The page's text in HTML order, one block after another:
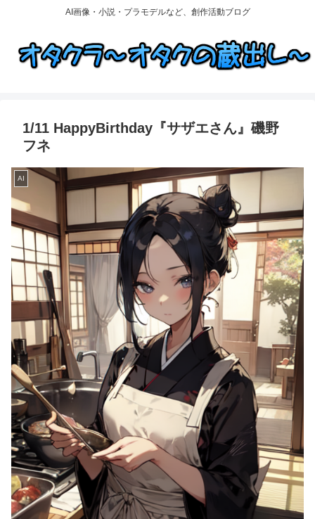
AI画像・小説・プラモデルなど、創作活動ブログ
1/11 HappyBirthday『サザエさん』磯野
フネ
AI